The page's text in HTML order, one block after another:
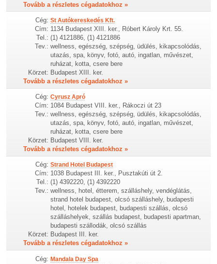
Tovább a részletes cégadatokhoz »
Cég: St Autókereskedés Kft.
Cím: 1134 Budapest XIII. ker., Róbert Károly Krt. 55.
Tel.: (1) 4121886, (1) 4121886
Tev.: wellness, egészség, szépség, üdülés, kikapcsolódás,
utazás, spa, könyv, fotó, autó, ingatlan, művészet,
ruházat, kotta, csere bere
Körzet: Budapest XIII. ker.
Tovább a részletes cégadatokhoz »
Cég: Cyrusz Apró
Cím: 1084 Budapest VIII. ker., Rákoczi út 23
Tev.: wellness, egészség, szépség, üdülés, kikapcsolódás,
utazás, spa, könyv, fotó, autó, ingatlan, művészet,
ruházat, kotta, csere bere
Körzet: Budapest VIII. ker.
Tovább a részletes cégadatokhoz »
Cég: Strand Hotel Budapest
Cím: 1038 Budapest III. ker., Pusztakúti út 2.
Tel.: (1) 4392220, (1) 4392220
Tev.: wellness, hotel, étterem, szálláshely, vendéglátás,
strand hotel budapest, olcsó szálláshely, budapesti
hotel, hotelek budapest, budapesti szállás, olcsó
szálláshelyek, szállás budapest, budapesti apartman,
budapesti szállodák, olcsó szállás
Körzet: Budapest III. ker.
Tovább a részletes cégadatokhoz »
Cég: Mandala Day Spa